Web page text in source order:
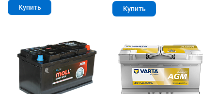
Купить Купить